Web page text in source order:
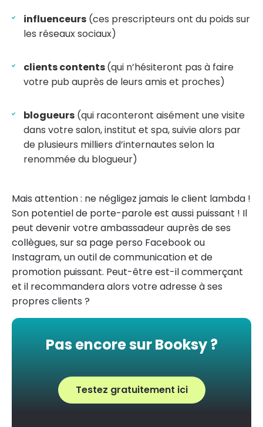
influenceurs (ces prescripteurs ont du poids sur
les réseaux sociaux)
clients contents(qui n’hésiteront pas à faire
votre pub auprès de leurs amis et proches)
blogueurs (qui raconteront aisément une visite
dans votre salon, institut et spa, suivie alors par
de plusieurs milliers d’internautes selon la
renommée du blogueur)
Mais attention : ne négligez jamais le client lambda !
Son potentiel de porte-parole est aussi puissant ! Il
peut devenir votre ambassadeur auprès de ses
collègues, sur sa page perso Facebook ou
Instagram, un outil de communication et de
promotion puissant. Peut-être est-il commerçant
et il recommandera alors votre adresse à ses
propres clients ?
Pas encore sur Booksy ?
Testez gratuitement ici